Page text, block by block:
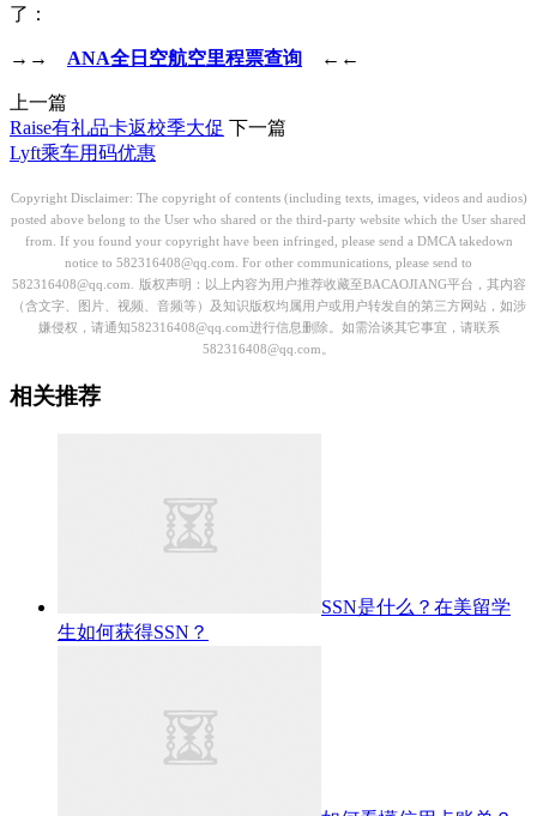
了：
→→ ANA全日空航空里程票查询 ←←
上一篇
Raise有礼品卡返校季大促 下一篇
Lyft乘车用码优惠
Copyright Disclaimer: The copyright of contents (including texts, images, videos and audios)
posted above belong to the User who shared or the third-party website which the User shared
from. If you found your copyright have been infringed, please send a DMCA takedown
notice to 582316408@qq.com. For other communications, please send to
582316408@qq.com.
版权声明：以上内容为用户推荐收藏至BACAOJIANG平台，其内容
（含文字、图片、视频、音频等）及知识版权均属用户或用户转发自的第三方网站，如涉
嫌侵权，请通知582316408@qq.com进行信息删除。如需洽谈其它事宜，请联系
582316408@qq.com。
相关推荐
SSN是什么？在美留学
生如何获得SSN？